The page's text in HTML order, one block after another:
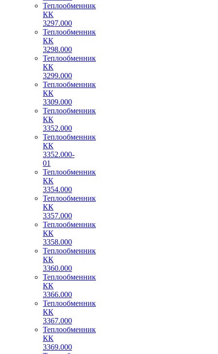
Теплообменник
КК
3297.000
Теплообменник
КК
3298.000
Теплообменник
КК
3299.000
Теплообменник
КК
3309.000
Теплообменник
КК
3352.000
Теплообменник
КК
3352.000-
01
Теплообменник
КК
3354.000
Теплообменник
КК
3357.000
Теплообменник
КК
3358.000
Теплообменник
КК
3360.000
Теплообменник
КК
3366.000
Теплообменник
КК
3367.000
Теплообменник
КК
3369.000